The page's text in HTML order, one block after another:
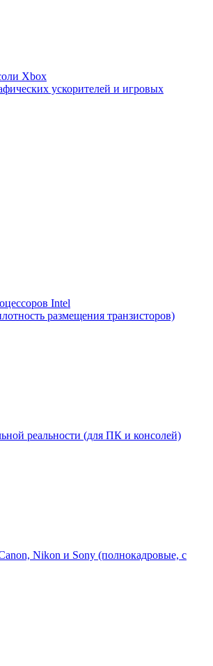
Xbox
ускорителей и игровых
Intel
размещения транзисторов)
реальности (для ПК и консолей)
Nikon и Sony (полнокадровые, с